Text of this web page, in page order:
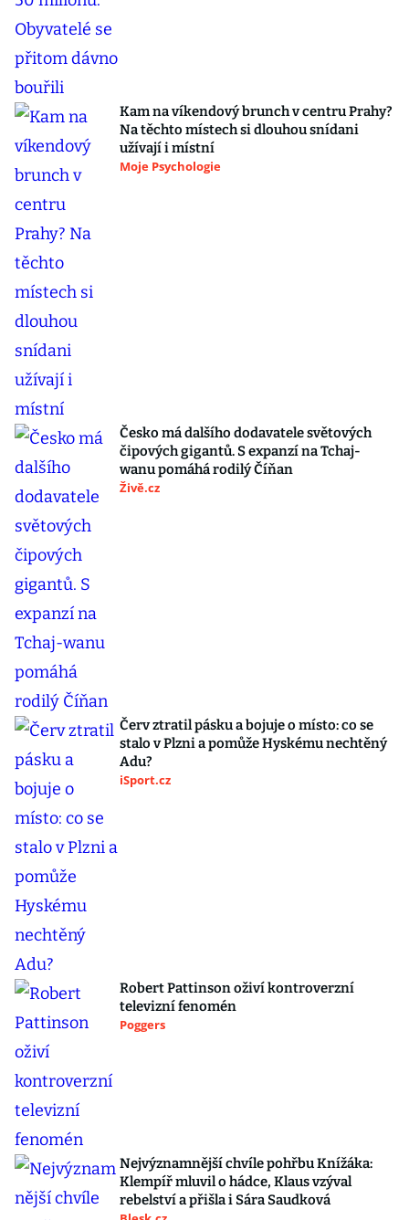
Kam na víkendový brunch v centru Prahy?
Na těchto místech si dlouhou snídani
užívají i místní
Moje Psychologie
Česko má dalšího dodavatele světových
čipových gigantů. S expanzí na Tchaj-
wanu pomáhá rodilý Číňan
Živě.cz
Červ ztratil pásku a bojuje o místo: co se
stalo v Plzni a pomůže Hyskému nechtěný
Adu?
iSport.cz
Robert Pattinson oživí kontroverzní
televizní fenomén
Poggers
Nejvýznamnější chvíle pohřbu Knížáka:
Klempíř mluvil o hádce, Klaus vzýval
rebelství a přišla i Sára Saudková